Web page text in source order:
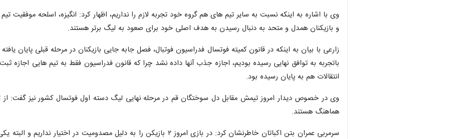
وی با اشاره به اینکه نسبت به سایر تیم های هم گروه خود تجربه لازم را نداریم، اظهار کرد: انگیزه، اسلحه موفقیت
و بازیکنان همدل و متحد به دنبال رسیدن به هدف اصلی خود برای صعود به لیگ برتر هستند.
باتجربه به توافق نهایی رسیده بودیم، اجازه جذب آنها داده نشد چرا که قانون فدراسیون فقط به تیم هایی اجازه
انتقالات هم به پایان رسیده بود.
وی در خصوص دیدار امروز تیمش مقابل دل سوختگان قم در مرحله نهایی لیگ دسته اول فوتسال کشور نیز گفت: از
هماهنگ هستند.